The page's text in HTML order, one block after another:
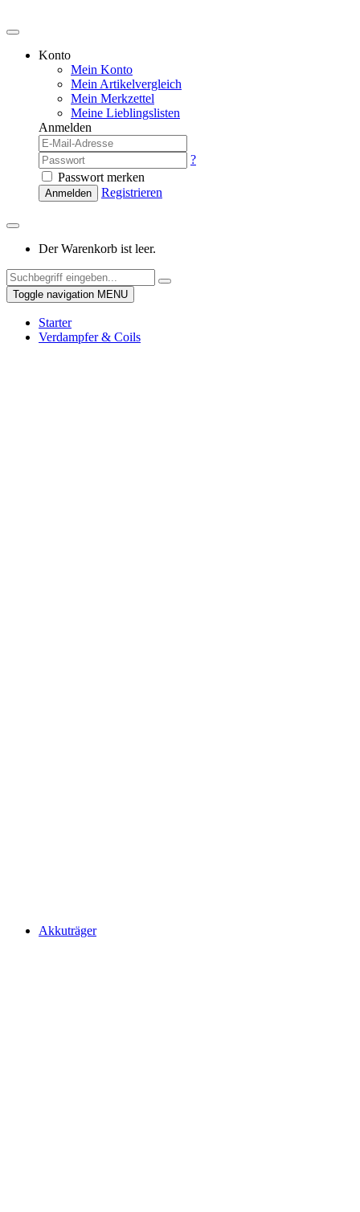
Konto
Mein Konto
Mein Artikelvergleich
Mein Merkzettel
Meine Lieblingslisten
Anmelden
?
Passwort merken
Anmelden Registrieren
Der Warenkorb ist leer.
Toggle navigation MENU
Starter
Verdampfer & Coils
Akkuträger